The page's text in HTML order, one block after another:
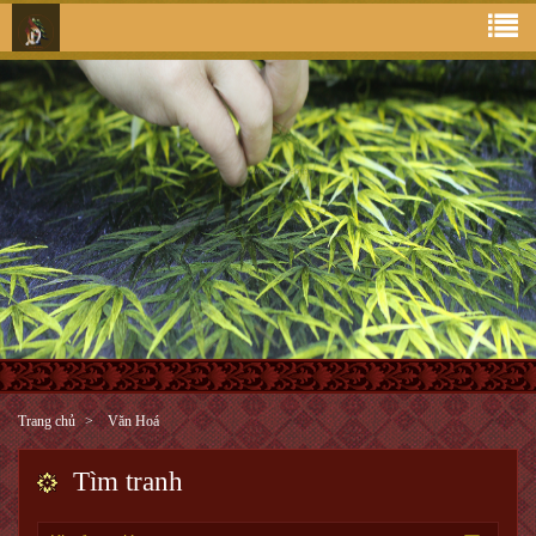
Trang chủ Văn Hoá
Tìm tranh